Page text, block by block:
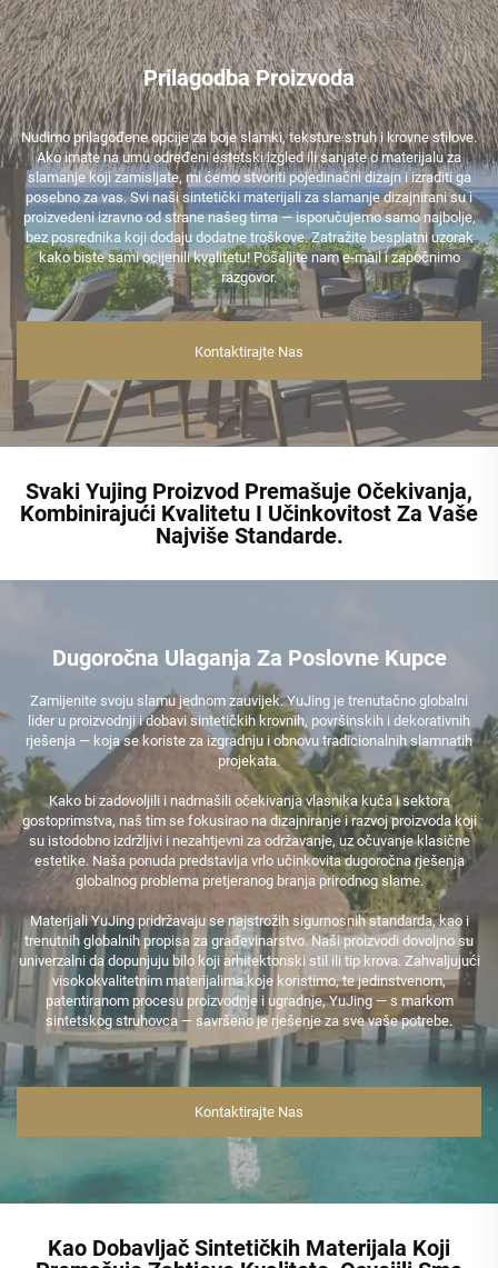
Prilagodba Proizvoda
Nudimo prilagođene opcije za boje slamki, teksture struh i krovne stilove.
Ako imate na umu određeni estetski izgled ili sanjate o materijalu za
slamanje koji zamisljate, mi ćemo stvoriti pojedinačni dizajn i izraditi ga
posebno za vas. Svi naši sintetički materijali za slamanje dizajnirani su i
proizvedeni izravno od strane našeg tima — isporučujemo samo najbolje,
bez posrednika koji dodaju dodatne troškove. Zatražite besplatni uzorak
kako biste sami ocijenili kvalitetu! Pošaljite nam e-mail i započnimo
razgovor.
Kontaktirajte Nas
Svaki Yujing Proizvod Premašuje Očekivanja,
Kombinirajući Kvalitetu I Učinkovitost Za Vaše
Najviše Standarde.
Dugoročna Ulaganja Za Poslovne Kupce
Zamijenite svoju slamu jednom zauvijek. YuJing je trenutačno globalni
lider u proizvodnji i dobavi sintetičkih krovnih, površinskih i dekorativnih
rješenja — koja se koriste za izgradnju i obnovu tradicionalnih slamnatih
projekata.
Kako bi zadovoljili i nadmašili očekivanja vlasnika kuća i sektora
gostoprimstva, naš tim se fokusirao na dizajniranje i razvoj proizvoda koji
su istodobno izdržljivi i nezahtjevni za održavanje, uz očuvanje klasične
estetike. Naša ponuda predstavlja vrlo učinkovita dugoročna rješenja
globalnog problema pretjeranog branja prirodnog slame.
Materijali YuJing pridržavaju se najstrožih sigurnosnih standarda, kao i
trenutnih globalnih propisa za građevinarstvo. Naši proizvodi dovoljno su
univerzalni da dopunjuju bilo koji arhitektonski stil ili tip krova. Zahvaljujući
visokokvalitetnim materijalima koje koristimo, te jedinstvenom,
patentiranom procesu proizvodnje i ugradnje, YuJing — s markom
sintetskog struhovca — savršeno je rješenje za sve vaše potrebe.
Kontaktirajte Nas
Kao Dobavljač Sintetičkih Materijala Koji